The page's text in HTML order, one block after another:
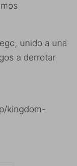
unido a una
a derrotar
kingdom-